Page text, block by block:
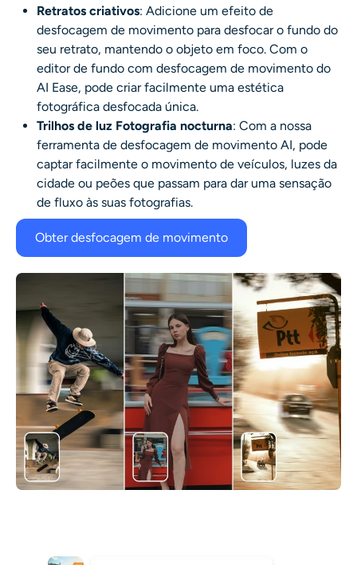
Retratos criativos: Adicione um efeito de
desfocagem de movimento para desfocar o fundo do
seu retrato, mantendo o objeto em foco. Com o
editor de fundo com desfocagem de movimento do
AI Ease, pode criar facilmente uma estética
fotográfica desfocada única.
Trilhos de luz Fotografia nocturna: Com a nossa
ferramenta de desfocagem de movimento AI, pode
captar facilmente o movimento de veículos, luzes da
cidade ou peões que passam para dar uma sensação
de fluxo às suas fotografias.
Obter desfocagem de movimento